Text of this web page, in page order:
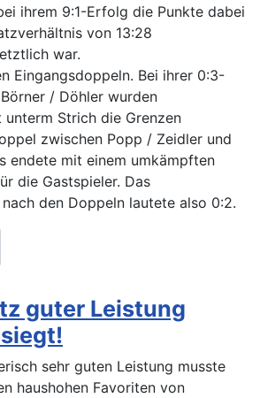
ihrem 9:1-Erfolg die Punkte dabei
von 13:28
war.
Eingangsdoppeln. Bei ihrer 0:3-
/ Döhler wurden
Strich die Grenzen
zwischen Popp / Zeidler und
endete mit einem umkämpften
die Gastspieler. Das
den Doppeln lautete also 0:2.
guter Leistung
sehr guten Leistung musste
haushohen Favoriten von